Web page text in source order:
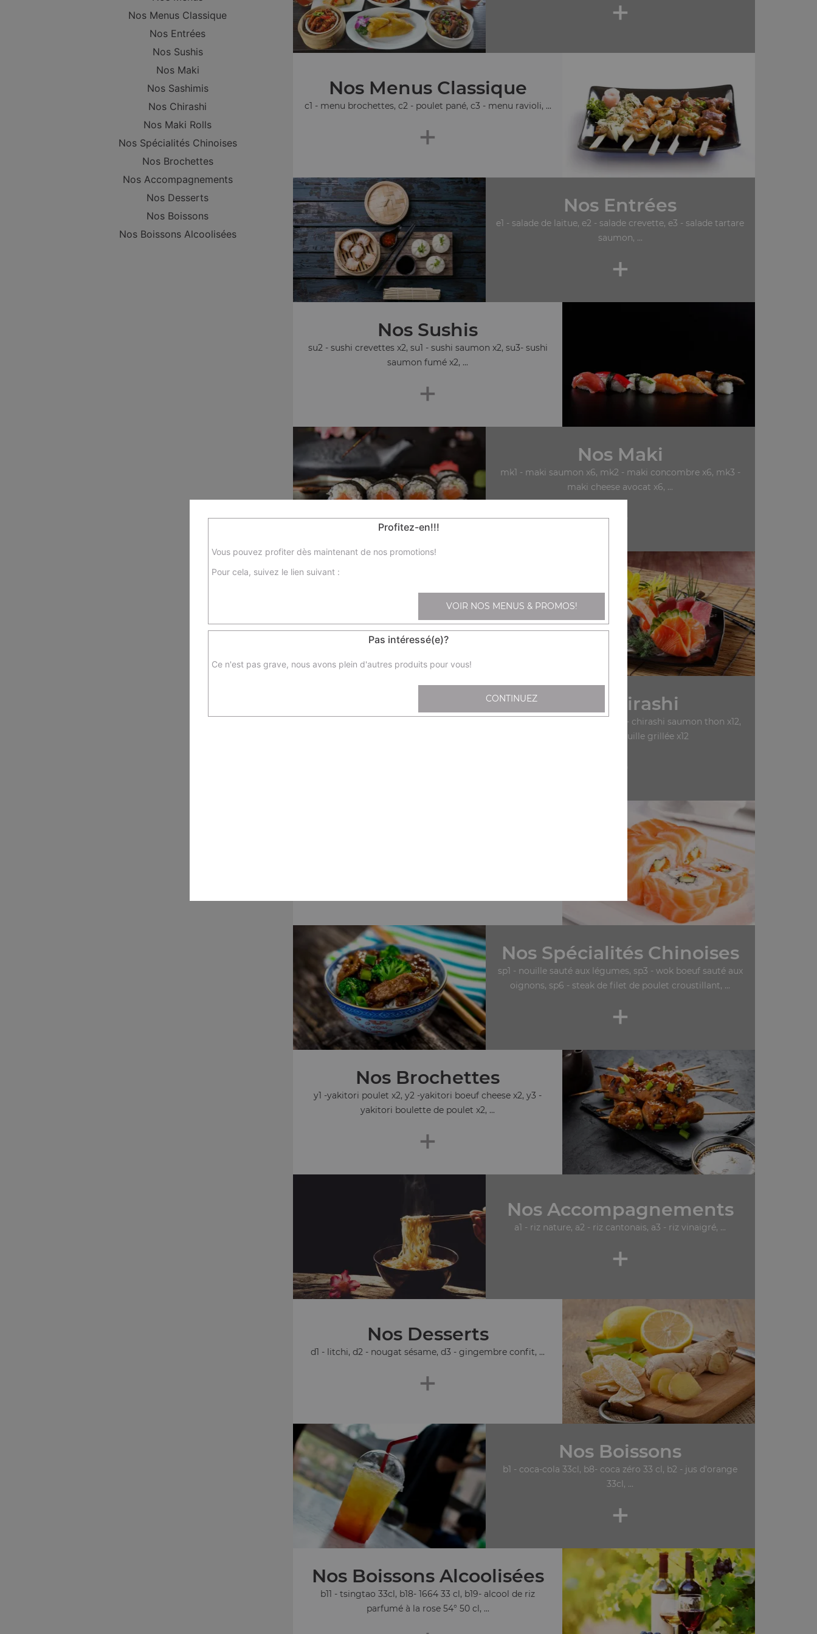
Nos Menus Classique
Nos Entrées
Nos Sushis
Nos Maki
Nos Sashimis
Nos Chirashi
Nos Maki Rolls
Nos Spécialités Chinoises
Nos Brochettes
Nos Accompagnements
Nos Desserts
Nos Boissons
Nos Boissons Alcoolisées
+
Nos Menus Classique
c1 - menu brochettes, c2 - poulet pané, c3 - menu ravioli, ...
+
Nos Entrées
e1 - salade de laitue, e2 - salade crevette, e3 - salade tartare
saumon, ...
+
Nos Sushis
su2 - sushi crevettes x2, su1 - sushi saumon x2, su3- sushi
saumon fumé x2, ...
+
Nos Maki
mk1 - maki saumon x6, mk2 - maki concombre x6, mk3 -
maki cheese avocat x6, ...
sa1- sashimi saumon x6, sa2- sashimi thon x6
+
Nos Chirashi
sa11- chirashi saumon x12, sa13- chirashi saumon thon x12,
sa14- chirashi anguille grillée x12
Nos Spécialités Chinoises
sp1 - nouille sauté aux légumes, sp3 - wok boeuf sauté aux
oignons, sp6 - steak de filet de poulet croustillant, ...
+
Nos Brochettes
y1 -yakitori poulet x2, y2 -yakitori boeuf cheese x2, y3 -
yakitori boulette de poulet x2, ...
+
Nos Accompagnements
a1 - riz nature, a2 - riz cantonais, a3 - riz vinaigré, ...
+
Nos Desserts
d1 - litchi, d2 - nougat sésame, d3 - gingembre confit, ...
+
Nos Boissons
b1 - coca-cola 33cl, b8- coca zéro 33 cl, b2 - jus d'orange
33cl, ...
+
Nos Boissons Alcoolisées
b11 - tsingtao 33cl, b18- 1664 33 cl, b19- alcool de riz
parfumé à la rose 54° 50 cl, ...
Profitez-en!!!
Vous pouvez profiter dès maintenant de nos promotions!
Pour cela, suivez le lien suivant :
VOIR NOS MENUS & PROMOS!
Pas intéressé(e)?
Ce n'est pas grave, nous avons plein d'autres produits pour vous!
CONTINUEZ